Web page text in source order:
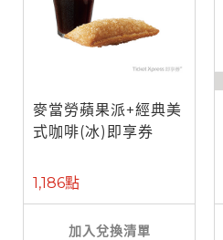
麥當勞蘋果派+經典美
式咖啡(冰)即享券
1,186點
加入兌換清單